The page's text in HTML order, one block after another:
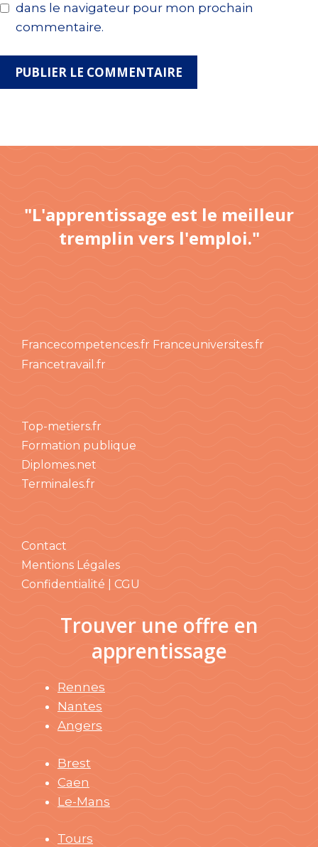
dans le navigateur pour mon prochain
commentaire.
"L'apprentissage est le meilleur
tremplin vers l'emploi."
Francecompetences.fr Franceuniversites.fr
Francetravail.fr
Top-metiers.fr
Formation publique
Diplomes.net
Terminales.fr
Contact
Mentions Légales
Confidentialité | CGU
Trouver une offre en
apprentissage
Rennes
Nantes
Angers
Brest
Caen
Le-Mans
Tours